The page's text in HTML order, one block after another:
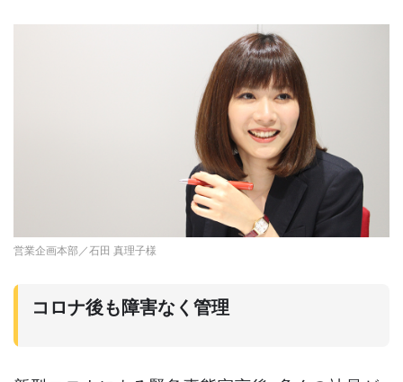
営業企画本部／石田 真理子様
コロナ後も障害なく管理